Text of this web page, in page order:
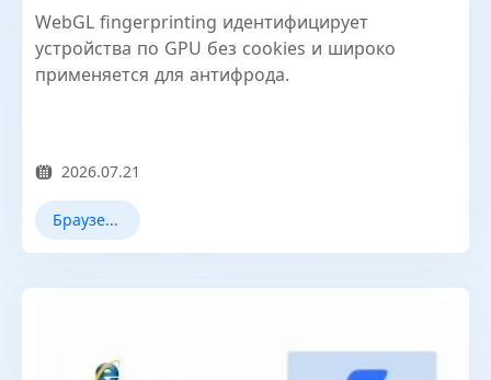
WebGL fingerprinting идентифицирует
устройства по GPU без cookies и широко
применяется для антифрода.
2026.07.21
Браузерное отпечаток